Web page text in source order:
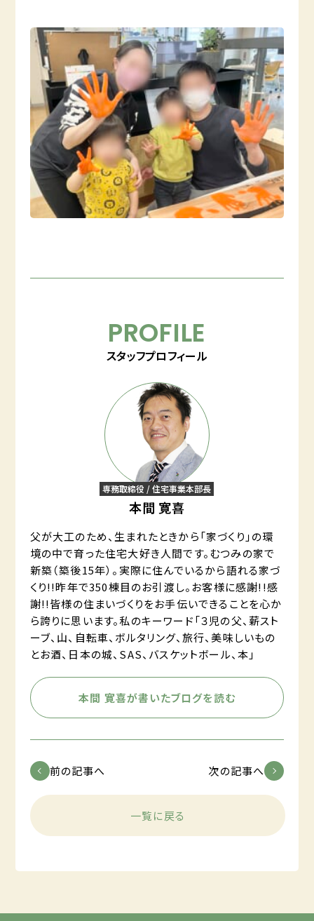
PROFILE
スタッフプロフィール
専務取締役 / 住宅事業本部長
本間 寛喜
父が大工のため、生まれたときから「家づくり」の環
境の中で育った住宅大好き人間です。むつみの家で
新築（築後15年）。実際に住んでいるから語れる家づ
くり!!昨年で350棟目のお引渡し。お客様に感謝!!感
謝!!皆様の住まいづくりをお手伝いできることを心か
ら誇りに思います。私のキーワード「３児の父、薪スト
ーブ、山、自転車、ボルタリング、旅行、美味しいもの
とお酒、日本の城、SAS、バスケットボール、本」
本間 寛喜が書いたブログを読む
前の記事へ 次の記事へ
一覧に戻る